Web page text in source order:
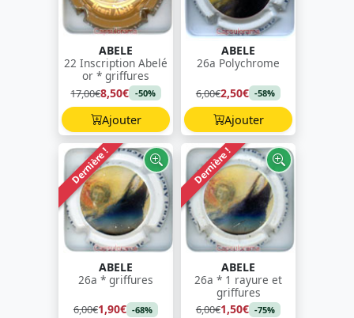
ABELE
22 Inscription Abelé
or * griffures
17,00€8,50€ -50%
Ajouter
ABELE
26a Polychrome
6,00€2,50€ -58%
Ajouter
Dernière !
ABELE
26a * griffures
6,00€1,90€ -68%
Dernière !
ABELE
26a * 1 rayure et
griffures
6,00€1,50€ -75%